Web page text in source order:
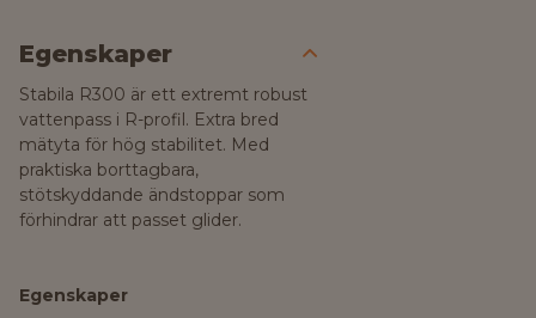
Egenskaper
Stabila R300 är ett extremt robust
vattenpass i R-profil. Extra bred
mätyta för hög stabilitet. Med
praktiska borttagbara,
stötskyddande ändstoppar som
förhindrar att passet glider.
Egenskaper